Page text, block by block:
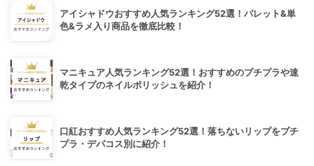
アイシャドウおすすめ人気ランキング52選！パレット&単
色&ラメ入り商品を徹底比較！
マニキュア人気ランキング52選！おすすめのプチプラや速
乾タイプのネイルポリッシュを紹介！
口紅おすすめ人気ランキング52選！落ちないリップをプチ
プラ・デパコス別に紹介！